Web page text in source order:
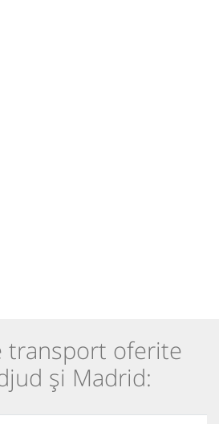
transport oferite
și Madrid: